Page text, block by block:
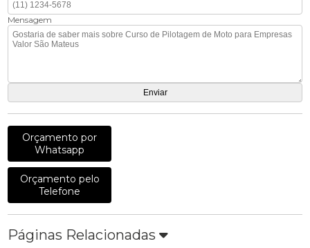
Mensagem
Orçamento por
Whatsapp
Orçamento pelo
Telefone
Páginas Relacionadas